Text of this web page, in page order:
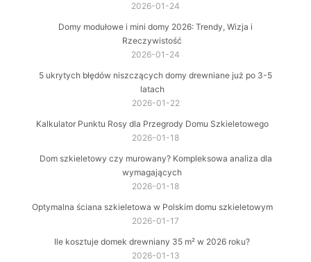
2026-01-24
Domy modułowe i mini domy 2026: Trendy, Wizja i
Rzeczywistość
2026-01-24
5 ukrytych błędów niszczących domy drewniane już po 3-5
latach
2026-01-22
Kalkulator Punktu Rosy dla Przegrody Domu Szkieletowego
2026-01-18
Dom szkieletowy czy murowany? Kompleksowa analiza dla
wymagających
2026-01-18
Optymalna ściana szkieletowa w Polskim domu szkieletowym
2026-01-17
Ile kosztuje domek drewniany 35 m² w 2026 roku?
2026-01-13